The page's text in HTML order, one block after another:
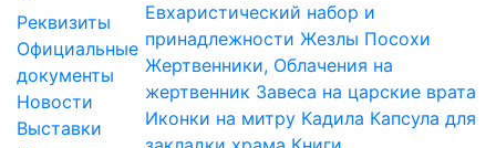
Реквизиты
Официальные
документы
Новости
Выставки
Евхаристический набор и
принадлежности Жезлы Посохи
Жертвенники, Облачения на
жертвенник Завеса на царские врата
Иконки на митру Кадила Капсула для